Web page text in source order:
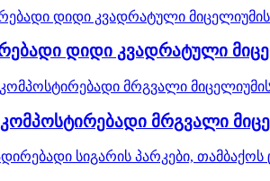
დიდი კვადრატული
მრგვალი